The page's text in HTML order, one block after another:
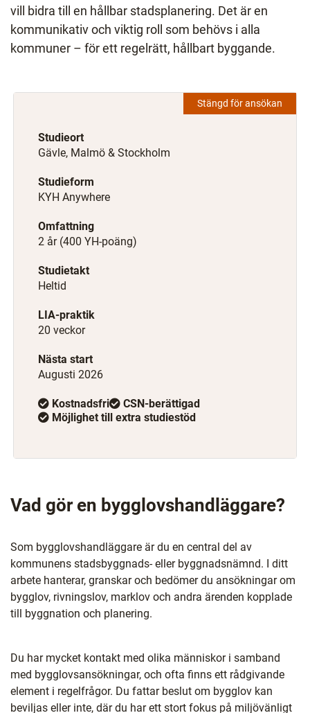
vill bidra till en hållbar stadsplanering. Det är en
kommunikativ och viktig roll som behövs i alla
kommuner – för ett regelrätt, hållbart byggande.
Studieort
Gävle, Malmö & Stockholm
Studieform
KYH Anywhere
Omfattning
2 år (400 YH-poäng)
Studietakt
Heltid
LIA-praktik
20 veckor
Nästa start
Augusti 2026
Stängd för ansökan
Kostnadsfri
CSN-berättigad
Möjlighet till extra studiestöd
Vad gör en bygglovshandläggare?
Som bygglovshandläggare är du en central del av
kommunens stadsbyggnads- eller byggnadsnämnd. I ditt
arbete hanterar, granskar och bedömer du ansökningar om
bygglov, rivningslov, marklov och andra ärenden kopplade
till byggnation och planering.
Du har mycket kontakt med olika människor i samband
med bygglovsansökningar, och ofta finns ett rådgivande
element i regelfrågor. Du fattar beslut om bygglov kan
beviljas eller inte, där du har ett stort fokus på miljövänligt